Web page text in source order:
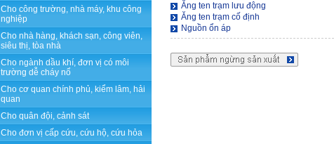
Cho công trường, nhà máy, khu công
nghiệp
Cho nhà hàng, khách sạn, công viên,
siêu thị, tòa nhà
Cho ngành dầu khí, đơn vị có môi
trường dễ cháy nổ
Cho cơ quan chính phủ, kiểm lâm, hải
quan
Cho quân đội, cảnh sát
Cho đơn vị cấp cứu, cứu hộ, cứu hỏa
Ăng ten trạm lưu động
Ăng ten trạm cố định
Nguồn ổn áp